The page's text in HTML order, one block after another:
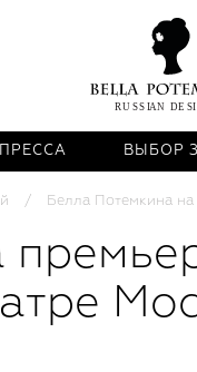
ПРЕССА ВЫБОР
Белла Потемкина на